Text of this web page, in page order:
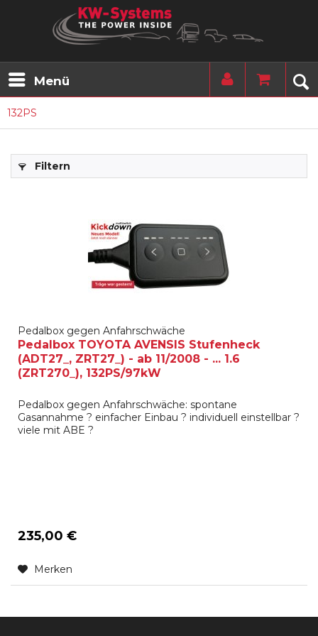
Menü
132PS
Filtern
Pedalbox gegen Anfahrschwäche
Pedalbox TOYOTA AVENSIS Stufenheck
(ADT27_, ZRT27_) - ab 11/2008 - ... 1.6
(ZRT270_), 132PS/97kW
Pedalbox gegen Anfahrschwäche: spontane
Gasannahme ? einfacher Einbau ? individuell einstellbar ?
viele mit ABE ?
235,00 €
Merken